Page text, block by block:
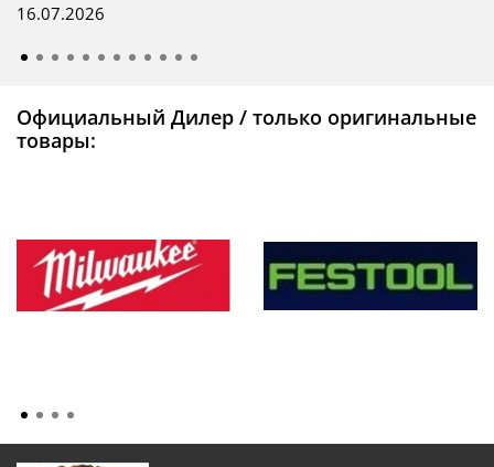
16.07.2026
Официальный Дилер / только оригинальные
товары: